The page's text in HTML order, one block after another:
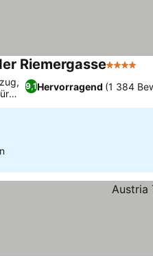
Riemergasse4 Sterne
9,1Hervorragend (1 384